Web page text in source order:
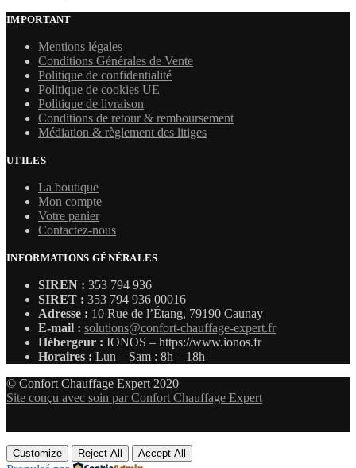
IMPORTANT
Mentions légales
Conditions Générales de Vente
Politique de confidentialité
Politique de cookies UE
Politique de livraison
Conditions de retour & remboursement
Médiation & règlement des litiges
UTILES
La boutique
Mon compte
Votre panier
Contactez-nous
INFORMATIONS GÉNÉRALES
SIREN : 353 794 936
SIRET : 353 794 936 00016
Adresse : 10 Rue de l’Étang, 79190 Caunay
E-mail : solutions@confort-chauffage-expert.fr
Hébergeur : IONOS – https://www.ionos.fr
Horaires : Lun – Sam : 8h – 18h
© Confort Chauffage Expert 2020
Site conçu avec soin par Confort Chauffage Expert
Customize Reject All Accept All